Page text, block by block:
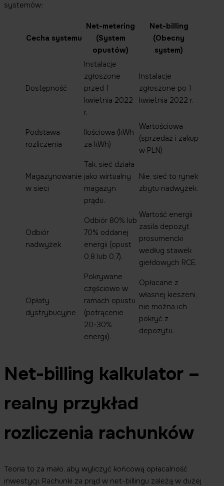
systemów:
Cecha systemu
Net-metering
(System
opustów)
Net-billing
(Obecny
system)
Dostępność
Instalacje
zgłoszone
przed 1
kwietnia 2022
r.
Instalacje
zgłoszone po 1
kwietnia 2022 r.
Podstawa
rozliczenia
Ilościowa (kWh
za kWh)
Wartościowa
(sprzedaż i zakup
w PLN)
Magazynowanie
w sieci
Tak, sieć działa
jako wirtualny
magazyn
prądu.
Nie, sieć to rynek
zbytu nadwyżek.
Odbiór
nadwyżek
Odbiór 80% lub
70% oddanej
energii (opust
0,8 lub 0,7).
Wartość energii
zasila depozyt
prosumencki
według stawek
giełdowych RCE.
Opłaty
dystrybucyjne
Pokrywane
częściowo w
ramach opustu
(potrącenie
20-30%
energii).
Opłacane z
własnej kieszeni,
nie można ich
pokryć z
depozytu.
Net-billing kalkulator –
realny przykład
rozliczenia rachunków
Teoria to za mało, aby wyliczyć końcową opłacalność
inwestycji. Rachunki za prąd w net-billingu zależą w dużej